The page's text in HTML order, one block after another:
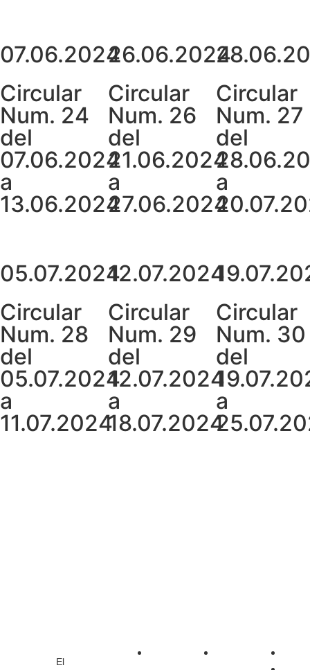
07.06.2024
Circular
Num. 24
del
07.06.2024
a
13.06.2024
26.06.2024
Circular
Num. 26
del
21.06.2024
a
27.06.2024
Circular
Num. 27
del
a
05.07.2024
Circular
Num. 28
del
05.07.2024
a
11.07.2024
12.07.2024
Circular
Num. 29
del
12.07.2024
a
18.07.2024
Circular
Num. 30
del
a
El